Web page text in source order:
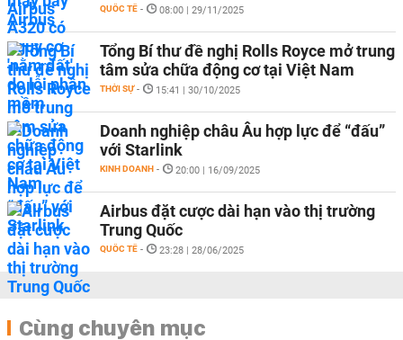
QUỐC TẾ - 08:00 | 29/11/2025
Tổng Bí thư đề nghị Rolls Royce mở trung
tâm sửa chữa động cơ tại Việt Nam
THỜI SỰ - 15:41 | 30/10/2025
Doanh nghiệp châu Âu hợp lực để “đấu”
với Starlink
KINH DOANH - 20:00 | 16/09/2025
Airbus đặt cược dài hạn vào thị trường
Trung Quốc
QUỐC TẾ - 23:28 | 28/06/2025
Cùng chuyên mục